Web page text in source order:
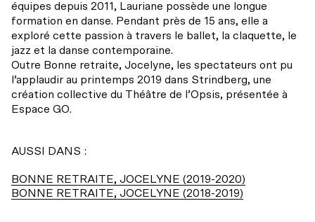
Conseil d’administration
Partenaires et donateurs
Nos engagements
Résidences d’écriture
Hors les murs
Regards croisés avec India Desjardins
Billets du coeur Desjardins
Rencontres avec le public
Transport collectif
Stationnement
Accessibilité universelle
Restos à proximité
équipes depuis 2011, Lauriane possède une longue
formation en danse. Pendant près de 15 ans, elle a
exploré cette passion à travers le ballet, la claquette, le
jazz et la danse contemporaine.
Outre Bonne retraite, Jocelyne, les spectateurs ont pu
l’applaudir au printemps 2019 dans Strindberg, une
création collective du Théâtre de l’Opsis, présentée à
Espace GO.
AUSSI DANS :
BONNE RETRAITE, JOCELYNE (2019-2020)
BONNE RETRAITE, JOCELYNE (2018-2019)